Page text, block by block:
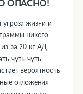
ОПАСНО!
жизни и
никого
за 20 кг АД
чуть-чуть
вероятность
отложения